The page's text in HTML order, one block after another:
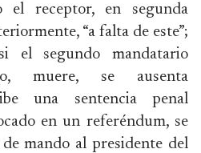
el receptor, en segunda
“a falta de este”;
el segundo mandatario
muere, se ausenta
una sentencia penal
en un referéndum, se
mando al presidente del